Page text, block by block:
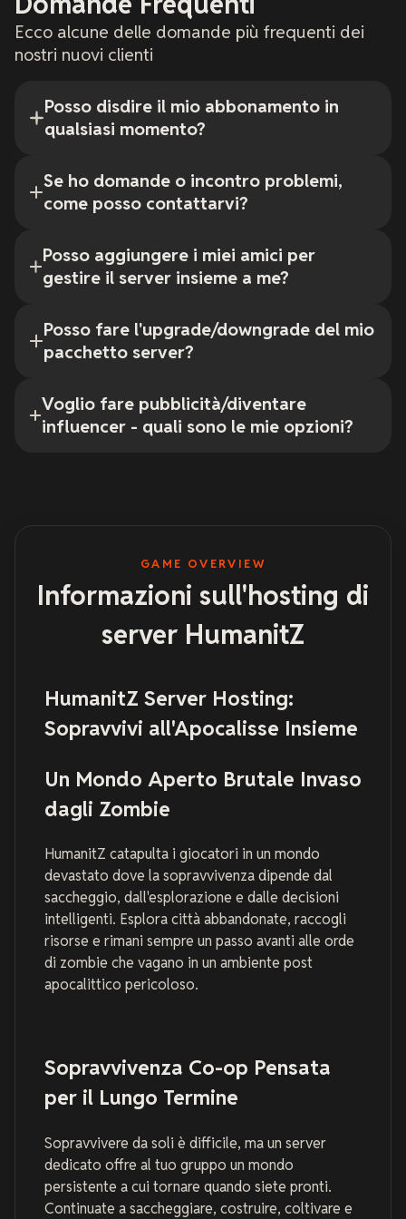
Ecco alcune delle domande più frequenti dei
nostri nuovi clienti
Posso disdire il mio abbonamento in
qualsiasi momento?
Se ho domande o incontro problemi,
come posso contattarvi?
Posso aggiungere i miei amici per
gestire il server insieme a me?
Posso fare l'upgrade/downgrade del mio
pacchetto server?
Voglio fare pubblicità/diventare
influencer - quali sono le mie opzioni?
GAME OVERVIEW
Informazioni sull'hosting di
server HumanitZ
HumanitZ Server Hosting:
Sopravvivi all'Apocalisse Insieme
Un Mondo Aperto Brutale Invaso
dagli Zombie
HumanitZ catapulta i giocatori in un mondo
devastato dove la sopravvivenza dipende dal
saccheggio, dall'esplorazione e dalle decisioni
intelligenti. Esplora città abbandonate, raccogli
risorse e rimani sempre un passo avanti alle orde
di zombie che vagano in un ambiente post
apocalittico pericoloso.
Sopravvivenza Co-op Pensata
per il Lungo Termine
Sopravvivere da soli è difficile, ma un server
dedicato offre al tuo gruppo un mondo
persistente a cui tornare quando siete pronti.
Continuate a saccheggiare, costruire, coltivare e